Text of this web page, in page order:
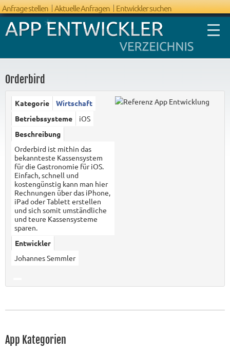
Anfrage stellen Aktuelle Anfragen Entwickler suchen
Orderbird
Kategorie
Wirtschaft
Betriebssysteme
iOS
Beschreibung
Orderbird ist mithin das
bekannteste Kassensystem
für die Gastronomie für iOS.
Einfach, schnell und
kostengünstig kann man hier
Rechnungen über das iPhone,
iPad oder Tablett erstellen
und sich somit umständliche
und teure Kassensysteme
sparen.
Entwickler
Johannes Semmler
App Kategorien